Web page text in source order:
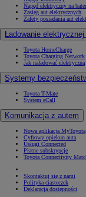
Napęd elektryczny na
Zasięg aut elektrycznych
Zalety posiadania aut
Ładowanie
Toyota HomeCharge
Toyota Charging Network
Jak naładować
Systemy
Toyota T-Mate
System eCall
Komunikacja z autem
Nowa aplikacja MyToyota
Cyfrowy opiekun auta
Usługi Connected
Płatne subskrypcje
Toyota Connectivity
Skontaktuj się z nami
Polityka ciasteczek
Deklaracja dostępności